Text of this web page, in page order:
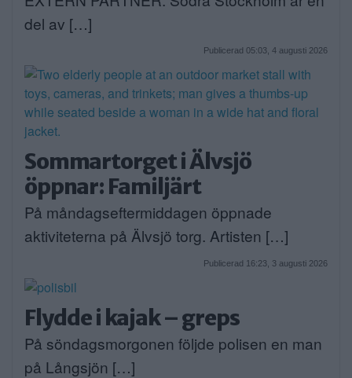
del av […]
Publicerad 05:03, 4 augusti 2026
Sommartorget i Älvsjö
öppnar: Familjärt
På måndagseftermiddagen öppnade
aktiviteterna på Älvsjö torg. Artisten […]
Publicerad 16:23, 3 augusti 2026
Flydde i kajak – greps
På söndagsmorgonen följde polisen en man
på Långsjön […]